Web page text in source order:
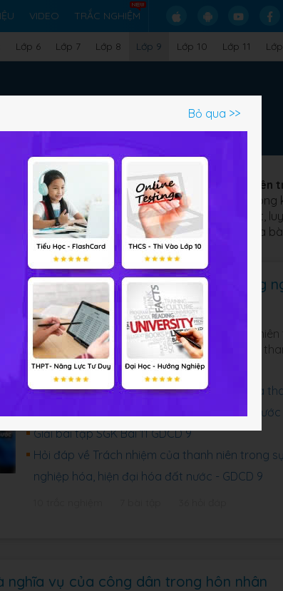
VIDEO TRẮC NGHIỆM
Lớp 6 Lớp 7 Lớp 8 Lớp 9 Lớp 10 Lớp 11
các em sẽ biết được T rách nhiệm của thanh niên
và nghĩa vụ của công dân trong hôn nhân, trong
HOC247 hướng dẫn cho các em nắm rõ lý thuyết,
bài tập SGK. Để theo dõi phần giải bài tập của
của thanh niên trong sự nghiệp công
học sinh bài học: Bài 11: Trách nhiệm của thanh
nước giúp các em tìm hiểu về trách nhiệm của
hóa. Mời các em cùng tìm hiểu bài học này.
Trắc nghiệm GDCD 9 Bài 11: Trách nhiệm của
nghiệp công nghiệp hóa, hiện đại hóa đất nước
Giải bài tập SGK Bài 11 GDCD 9
Hỏi đáp về Trách nhiệm của thanh niên trong
nghiệp hóa, hiện đại hóa đất nước - GDCD 9
nghĩa vụ của công dân trong hôn nhân
Bỏ qua >>